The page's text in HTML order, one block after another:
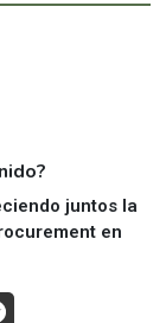
juntos la
en